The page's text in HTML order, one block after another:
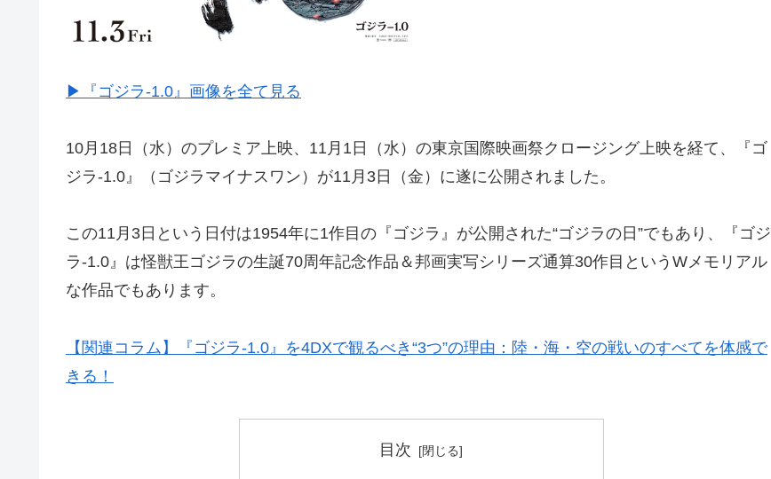
▶︎『ゴジラ-1.0』画像を全て見る
10月18日（水）のプレミア上映、11月1日（水）の東京国際映画祭クロージング上映を経て、『ゴ
ジラ-1.0』（ゴジラマイナスワン）が11月3日（金）に遂に公開されました。
この11月3日という日付は1954年に1作目の『ゴジラ』が公開された“ゴジラの日”でもあり、『ゴジ
ラ-1.0』は怪獣王ゴジラの生誕70周年記念作品＆邦画実写シリーズ通算30作目というWメモリアル
な作品でもあります。
【関連コラム】『ゴジラ-1.0』を4DXで観るべき“3つ”の理由：陸・海・空の戦いのすべてを体感で
きる！
目次